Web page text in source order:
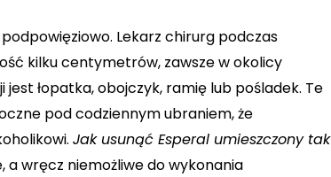
Lekarz chirurg podczas
kilku centymetrów, zawsze w okolicy
łopatka, obojczyk, ramię lub pośladek. Te
pod codziennym ubraniem, że
Jak usunąć Esperal umieszczony tak
a wręcz niemożliwe do wykonania